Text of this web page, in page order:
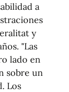
a
y
"Las
lado en
sobre un
Los